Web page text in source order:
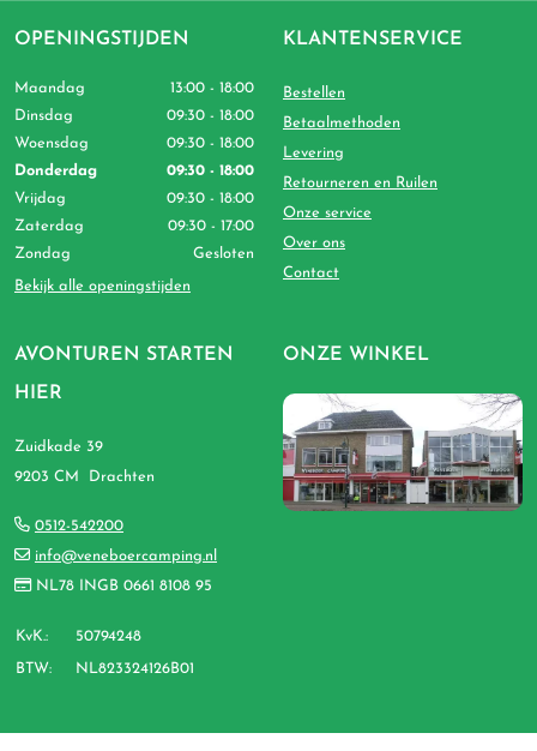
AVONTUREN STARTEN
HIER
Zuidkade 39
9203 CM Drachten
0512-542200
info@veneboercamping.nl
NL78 INGB 0661 8108 95
KvK.: 50794248
BTW: NL823324126B01
OPENINGSTIJDEN
Maandag
13:00 - 18:00
Dinsdag
09:30 - 18:00
Woensdag
09:30 - 18:00
Donderdag
09:30 - 18:00
Vrijdag
09:30 - 18:00
Zaterdag
09:30 - 17:00
Zondag
Gesloten
Bekijk alle openingstijden
KLANTENSERVICE
Bestellen
Betaalmethoden
Levering
Retourneren en Ruilen
Onze service
Over ons
Contact
ONZE WINKEL